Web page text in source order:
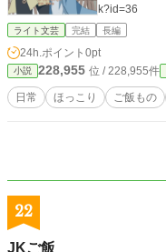
k?id=36
ライト文芸 完結 長編
24h.ポイント 0pt
小説 228,955 位 / 228,955件
日常 ほっこり ご飯もの
22
JKご飯